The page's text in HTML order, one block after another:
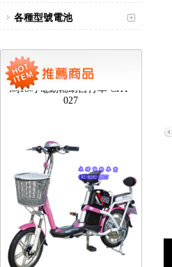
各種型號電池
馬18吋電動輔助自行車 CHT-
027
台北新北蘆洲永繹電動車業威